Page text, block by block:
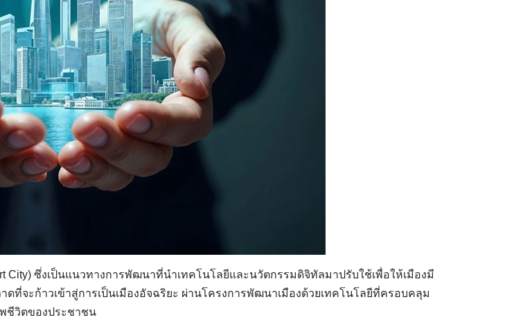
City) ซึ่งเป็นแนวทางการพัฒนาที่นำเทคโนโลยีและนวัตกรรมดิจิทัลมาปรับใช้เพื่อให้เมืองมี
ที่จะก้าวเข้าสู่การเป็นเมืองอัจฉริยะ ผ่านโครงการพัฒนาเมืองด้วยเทคโนโลยีที่ครอบคลุม
ชีวิตของประชาชน